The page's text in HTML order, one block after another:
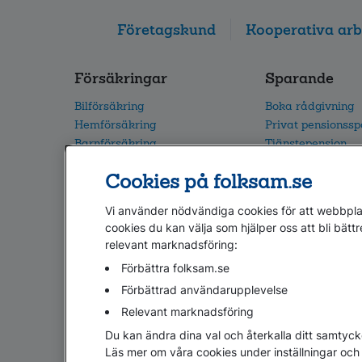
Företagskund Kooperativa
Försäkringar
Bilförsäkring
Hemförsäkring
Barnförsäkring
Alla försäkringar
Sparande
Boka rådgivning
Privat
Tjänstepension
Flytta din pension
Webbkarta
Cookies på folksam.se
Vi använder nödvändiga cookies för att
cookies du kan välja som hjälper oss att bli
relevant marknadsföring:
Förbättra folksam.se
Förbättrad användarupplevelse
Relevant marknadsföring
Du kan ändra dina val och återkalla ditt
Läs mer om våra cookies under inställningar och